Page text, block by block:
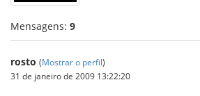
Mensagens: 9
rosto (Mostrar o perfil)
31 de janeiro de 2009 13:22:20